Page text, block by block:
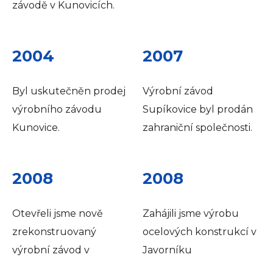
závodě v Kunovicích.
2004
Byl uskutečněn prodej
výrobního závodu
Kunovice.
2007
Výrobní závod
Supíkovice byl prodán
zahraniční společnosti.
2008
Otevřeli jsme nově
zrekonstruovaný
výrobní závod v
2008
Zahájili jsme výrobu
ocelových konstrukcí v
Javorníku